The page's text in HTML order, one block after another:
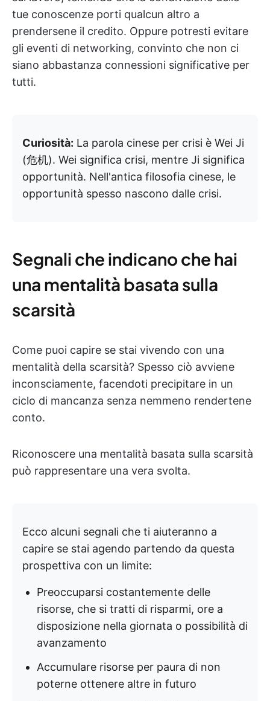
tue conoscenze porti qualcun altro a
prendersene il credito. Oppure potresti evitare
gli eventi di networking, convinto che non ci
siano abbastanza connessioni significative per
tutti.
Curiosità: La parola cinese per crisi è Wei Ji
(危机). Wei significa crisi, mentre Ji significa
opportunità. Nell'antica filosofia cinese, le
opportunità spesso nascono dalle crisi.
Segnali che indicano che hai
una mentalità basata sulla
scarsità
Come puoi capire se stai vivendo con una
mentalità della scarsità? Spesso ciò avviene
inconsciamente, facendoti precipitare in un
ciclo di mancanza senza nemmeno rendertene
conto.
Riconoscere una mentalità basata sulla scarsità
può rappresentare una vera svolta.
Ecco alcuni segnali che ti aiuteranno a
capire se stai agendo partendo da questa
prospettiva con un limite:
Preoccuparsi costantemente delle
risorse, che si tratti di risparmi, ore a
disposizione nella giornata o possibilità di
avanzamento
Accumulare risorse per paura di non
poterne ottenere altre in futuro